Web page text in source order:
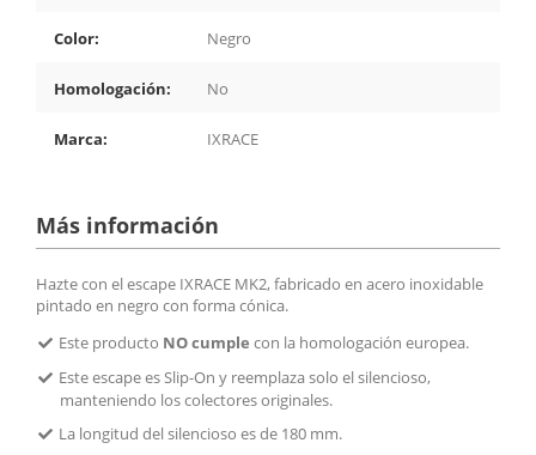
Color: Negro
Homologación: No
Marca: IXRACE
Más información
Hazte con el escape IXRACE MK2, fabricado en acero inoxidable
pintado en negro con forma cónica.
Este producto NO cumple con la homologación europea.
Este escape es Slip-On y reemplaza solo el silencioso,
manteniendo los colectores originales.
La longitud del silencioso es de 180 mm.